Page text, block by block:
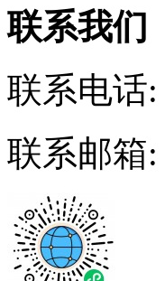
联系我们
联系电话:
联系邮箱: